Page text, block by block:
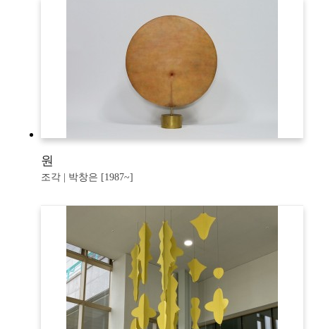
원
조각 | 박창은 [1987~]